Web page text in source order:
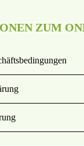
ZUM